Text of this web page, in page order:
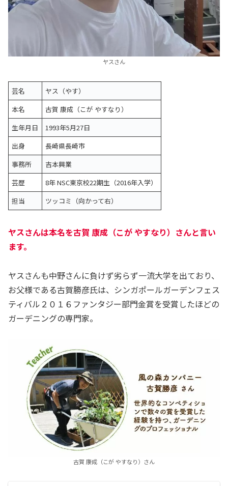
ヤスさん
芸名
ヤス（やす）
本名
古賀 康成（こが やすなり）
生年月日
1993年5月27日
出身
長崎県長崎市
事務所
吉本興業
芸歴
8年 NSC東京校22期生（2016年入学）
担当
ツッコミ（向かって右）
ヤスさんは本名を古賀 康成（こが やすなり）さんと言い
ます。
ヤスさんも中野さんに負けず劣らず一流大学を出ており、
お父様である古賀勝彦氏は、シンガポールガーデンフェス
ティバル２０１６ファンタジー部門金賞を受賞したほどの
ガーデニングの専門家。
古賀 康成（こが やすなり）さん